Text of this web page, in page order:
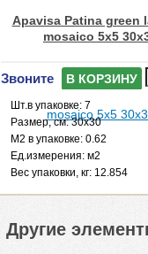
Apavisa Patina green
mosaico 5x5
Звоните В КОРЗИНУ
Шт.в упаковке: 7
Размер, см: 30x30
М2 в упаковке: 0.62
Ед.измерения: м2
Веc упаковки, кг: 12.854
Другие